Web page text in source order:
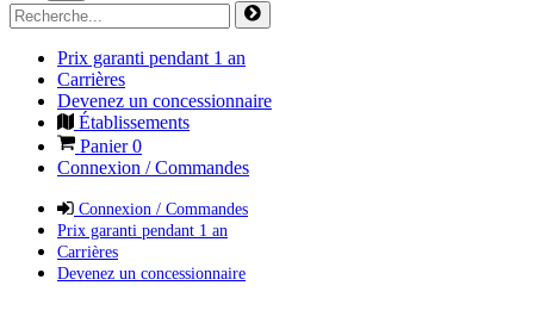
Prix garanti pendant 1 an
Carrières
Devenez un concessionnaire
Établissements
Panier0
Connexion / Commandes
Connexion / Commandes
Prix garanti pendant 1 an
Carrières
Devenez un concessionnaire